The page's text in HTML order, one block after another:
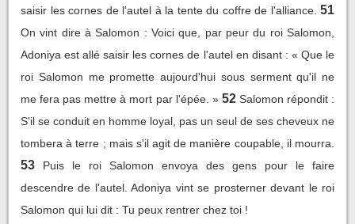
saisir les cornes de l'autel à la tente du coffre de l'alliance. 51
On vint dire à Salomon : Voici que, par peur du roi Salomon,
Adoniya est allé saisir les cornes de l'autel en disant : « Que le
roi Salomon me promette aujourd'hui sous serment qu'il ne
me fera pas mettre à mort par l'épée. » 52 Salomon répondit :
S'il se conduit en homme loyal, pas un seul de ses cheveux ne
tombera à terre ; mais s'il agit de manière coupable, il mourra.
53
Puis le roi Salomon envoya des gens pour le faire
descendre de l'autel. Adoniya vint se prosterner devant le roi
Salomon qui lui dit : Tu peux rentrer chez toi !